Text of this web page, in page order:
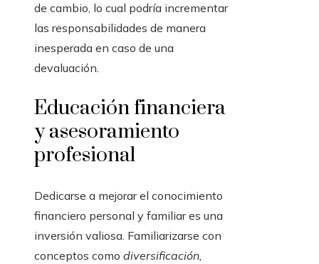
de cambio, lo cual podría incrementar
las responsabilidades de manera
inesperada en caso de una
devaluación.
Educación financiera
y asesoramiento
profesional
Dedicarse a mejorar el conocimiento
financiero personal y familiar es una
inversión valiosa. Familiarizarse con
conceptos como diversificación,